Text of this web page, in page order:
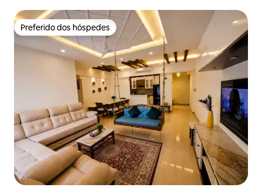
Preferido dos hóspedes
Preferido dos hóspedes